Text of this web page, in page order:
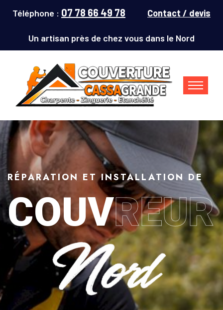
Téléphone : 07 78 66 49 78 Contact / devis
Un artisan près de chez vous dans le Nord
RÉPARATION ET INSTALLATION DE
Couvreur Denain (59220) :
COUVREUR